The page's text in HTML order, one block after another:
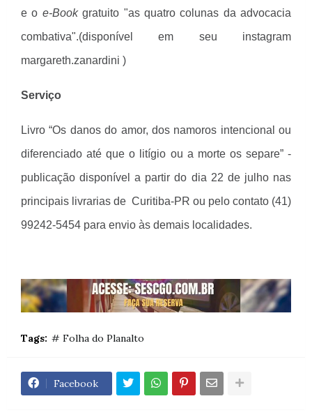
e o e-Bookgratuito "as quatro colunas da advocacia
combativa".(disponível em seu instagram
margareth.zanardini )
Serviço
Livro “Os danos do amor, dos namoros intencional ou
diferenciado até que o litígio ou a morte os separe” -
publicação disponível a partir do dia 22 de julho nas
principais livrarias de Curitiba-PR ou pelo contato (41)
99242-5454 para envio às demais localidades.
Tags: # Folha do Planalto
Facebook